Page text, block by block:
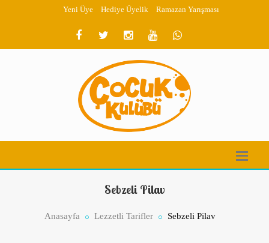
Yeni Üye Hediye Üyelik Ramazan Yarışması
Sebzeli Pilav
Anasayfa Lezzetli Tarifler Sebzeli Pilav